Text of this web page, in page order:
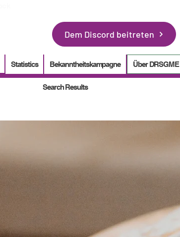
Dem Discord beitreten
Statistics Bekanntheitskampagne Über DRSGME
Search Results